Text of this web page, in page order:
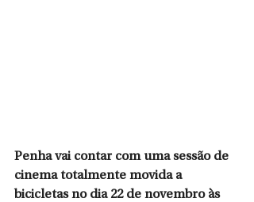
Penha vai contar com uma sessão de
cinema totalmente movida a
bicicletas no dia 22 de novembro às